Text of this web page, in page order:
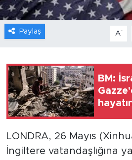
Paylaş A-
BM:
LONDRA, 26 Mayıs
İngiltere vatandaşlığına
Sağlık
Xinhua
Xinhua Türkiye
Seyahat